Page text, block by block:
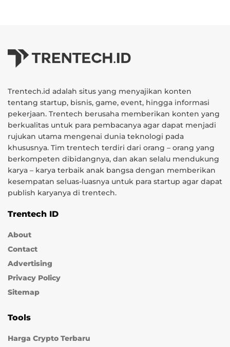
Trentech.id adalah situs yang menyajikan konten
tentang startup, bisnis, game, event, hingga informasi
pekerjaan. Trentech berusaha memberikan konten yang
berkualitas untuk para pembacanya agar dapat menjadi
rujukan utama mengenai dunia teknologi pada
khususnya. Tim trentech terdiri dari orang – orang yang
berkompeten dibidangnya, dan akan selalu mendukung
karya – karya terbaik anak bangsa dengan memberikan
kesempatan seluas-luasnya untuk para startup agar dapat
publish karyanya di trentech.
Trentech ID
About
Contact
Advertising
Privacy Policy
Sitemap
Tools
Harga Crypto Terbaru